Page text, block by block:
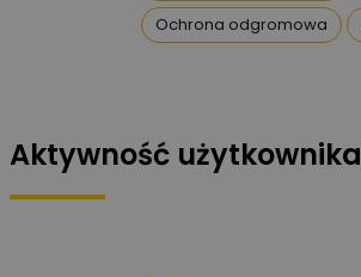
Ochrona odgromowa
Aktywność użytkownika